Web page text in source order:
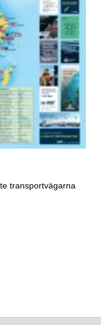
transportvägarna